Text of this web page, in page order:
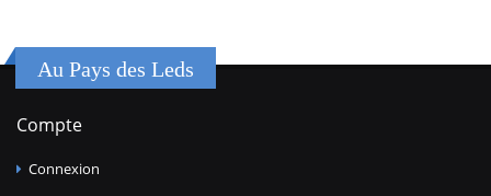
Au Pays des Leds
Compte
Connexion